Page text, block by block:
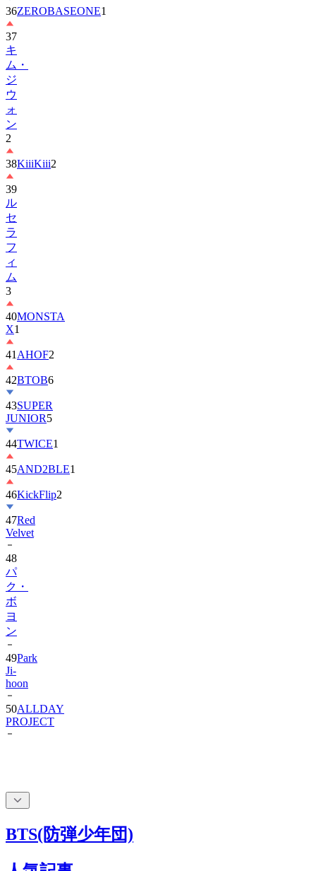
36ZEROBASEONE1
37
キ
ム・
ジ
ウ
ォ
ン
2
38KiiiKiii2
39
ル
セ
ラ
フ
ィ
ム
3
40MONSTA
X1
41 AHOF2
42BTOB6
43SUPER
JUNIOR5
44TWICE1
45AND2BLE1
46KickFlip2
47Red
Velvet
48
パ
ク・
ボ
ヨ
ン
49Park
Ji-
hoon
50ALLDAY
PROJECT
BTS(防弾少年団)